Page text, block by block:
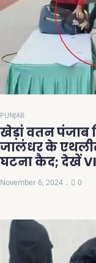
PUNJAB
खेड़ां वतन पंजाब
जालंधर के
घटना कैद; देखें
November 6, 2024 0